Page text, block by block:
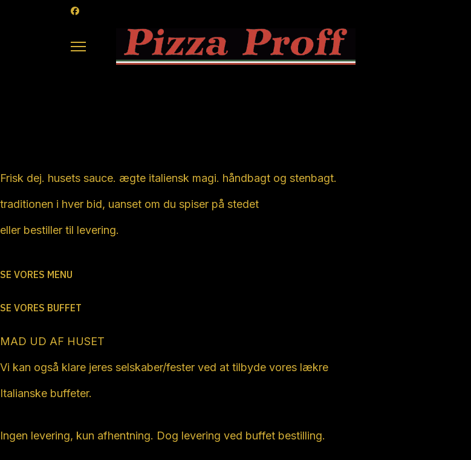
Frisk dej. husets sauce. ægte italiensk magi. håndbagt og stenbagt.
traditionen i hver bid, uanset om du spiser på stedet
eller bestiller til levering.
SE VORES MENU
SE VORES BUFFET
MAD UD AF HUSET
Vi kan også klare jeres selskaber/fester ved at tilbyde vores lækre
Italianske buffeter.
Ingen levering, kun afhentning. Dog levering ved buffet bestilling.